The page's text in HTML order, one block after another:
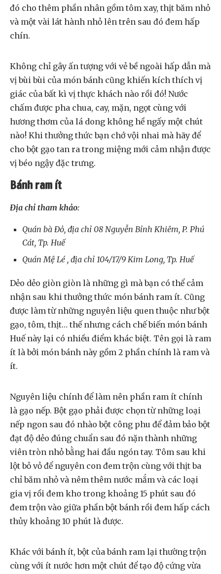
đó cho thêm phần nhân gồm tôm xay, thịt băm nhỏ
và một vài lát hành nhỏ lên trên sau đó đem hấp
chín.
Không chỉ gây ấn tượng với vẻ bề ngoài hấp dẫn mà
vị bùi bùi của món bánh cũng khiến kích thích vị
giác của bất kì vị thực khách nào rồi đó! Nước
chấm được pha chua, cay, mặn, ngọt cùng với
hương thơm của lá dong không hề ngấy một chút
nào! Khi thưởng thức bạn chớ vội nhai mà hãy để
cho bột gạo tan ra trong miệng mới cảm nhận được
vị béo ngậy đặc trưng.
Bánh ram ít
Địa chỉ tham khảo:
Quán bà Đỏ, địa chỉ 08 Nguyễn Bỉnh Khiêm, P. Phú
Cát, Tp. Huế
Quán Mệ Lé , địa chỉ 104/17/9 Kim Long, Tp. Huế
Dẻo dẻo giòn giòn là những gì mà bạn có thể cảm
nhận sau khi thưởng thức món bánh ram ít. Cũng
được làm từ những nguyên liệu quen thuộc như bột
gạo, tôm, thịt… thế nhưng cách chế biến món bánh
Huế này lại có nhiều điểm khác biệt. Tên gọi là ram
ít là bởi món bánh này gồm 2 phần chính là ram và
ít.
Nguyên liệu chính để làm nên phần ram ít chính
là gạo nếp. Bột gạo phải được chọn từ những loại
nếp ngon sau đó nhào bột công phu để đảm bảo bột
đạt độ dẻo đúng chuẩn sau đó nặn thành những
viên tròn nhỏ bằng hai đầu ngón tay. Tôm sau khi
lột bỏ vỏ để nguyên con đem trộn cùng với thịt ba
chỉ băm nhỏ và nêm thêm nước mắm và các loại
gia vị rồi đem kho trong khoảng 15 phút sau đó
đem trộn vào giữa phần bột bánh rồi đem hấp cách
thủy khoảng 10 phút là được.
Khác với bánh ít, bột của bánh ram lại thường trộn
cùng với ít nước hơn một chút để tạo độ cứng vừa